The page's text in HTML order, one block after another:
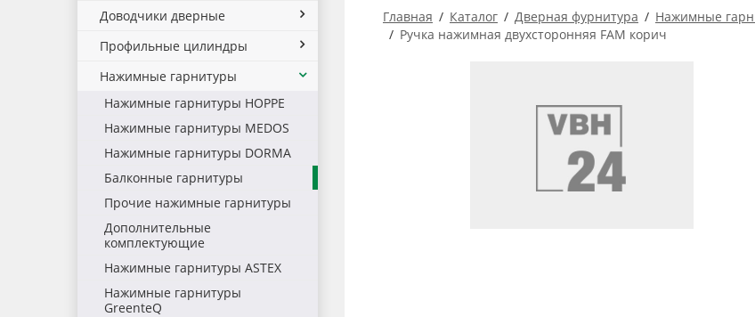
Доводчики дверные
Профильные цилиндры
Нажимные гарнитуры
Нажимные гарнитуры HOPPE
Нажимные гарнитуры MEDOS
Нажимные гарнитуры DORMA
Балконные гарнитуры
Прочие нажимные гарнитуры
Дополнительные
комплектующие
Нажимные гарнитуры ASTEX
Нажимные гарнитуры
GreenteQ
Главная Каталог Дверная фурнитура Нажимные
Ручка нажимная двухсторонняя FAM корич